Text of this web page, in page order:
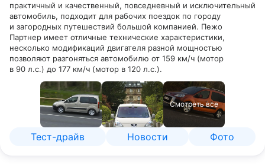
практичный и качественный, повседневный и исключительный
автомобиль, подходит для рабочих поездок по городу
и загородных путешествий большой компанией. Пежо
Партнер имеет отличные технические характеристики,
несколько модификаций двигателя разной мощностью
позволяют разгоняться автомобилю от 159 км/ч (мотор
в 90 л.с.) до 177 км/ч (мотор в 120 л.с.).
Смотреть все
Тест-драйв Новости Фото